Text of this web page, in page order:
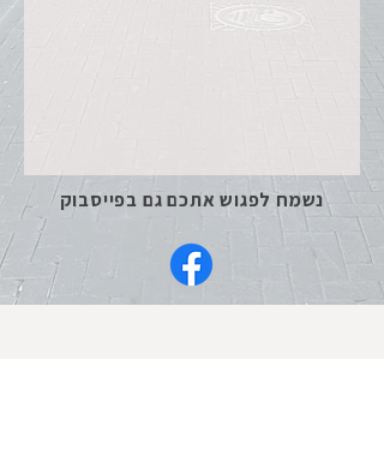
נשמח לפגוש אתכם גם בפייסבוק